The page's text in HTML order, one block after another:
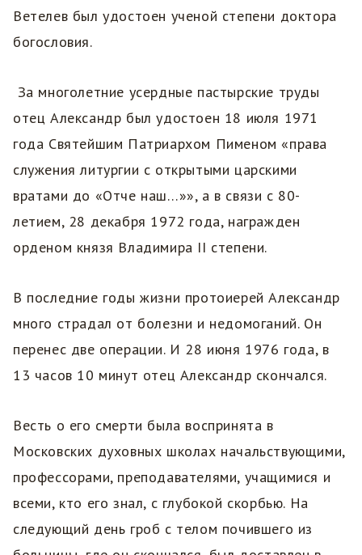
Ветелев был удостоен ученой степени доктора
богословия.
За многолетние усердные пастырские труды
отец Александр был удостоен 18 июля 1971
года Святейшим Патриархом Пименом «права
служения литургии с открытыми царскими
вратами до «Отче наш…»», а в связи с 80-
летием, 28 декабря 1972 года, награжден
орденом князя Владимира II степени.
В последние годы жизни протоиерей Александр
много страдал от болезни и недомоганий. Он
перенес две операции. И 28 июня 1976 года, в
13 часов 10 минут отец Александр скончался.
Весть о его смерти была воспринята в
Московских духовных школах начальствующими,
профессорами, преподавателями, учащимися и
всеми, кто его знал, с глубокой скорбью. На
следующий день гроб с телом почившего из